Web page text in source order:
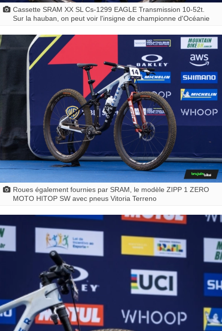
Cassette SRAM XX SL Cs-1299 EAGLE Transmission 10-52t.
Sur la hauban, on peut voir l'insigne de championne d'Océanie
Roues également fournies par SRAM, le modèle ZIPP 1 ZERO
MOTO HITOP SW avec pneus Vitoria Terreno